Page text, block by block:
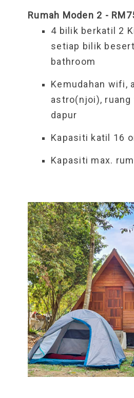
Rumah Moden 2 -
4 bilik berkatil 2
setiap bilik
bathroom
Kemudahan wifi,
astro(njoi), ruang
dapur
Kapasiti katil 16
Kapasiti max.